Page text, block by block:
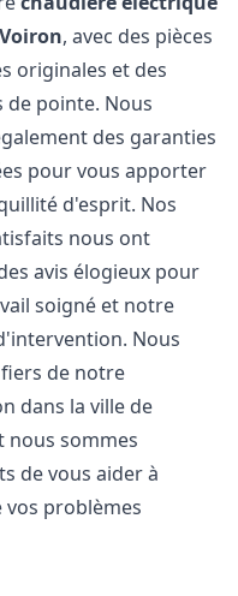
Voiron, avec des pièces
originales et des
de pointe. Nous
des garanties
pour vous apporter
d'esprit. Nos
nous ont
avis élogieux pour
soigné et notre
Nous
de notre
dans la ville de
nous sommes
de vous aider à
vos problèmes